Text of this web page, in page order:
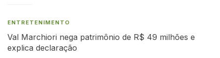
ENTRETENIMENTO
Val Marchiori nega patrimônio de R$ 49 milhões e
explica declaração